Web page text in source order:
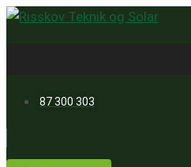
Videre
87 300 303